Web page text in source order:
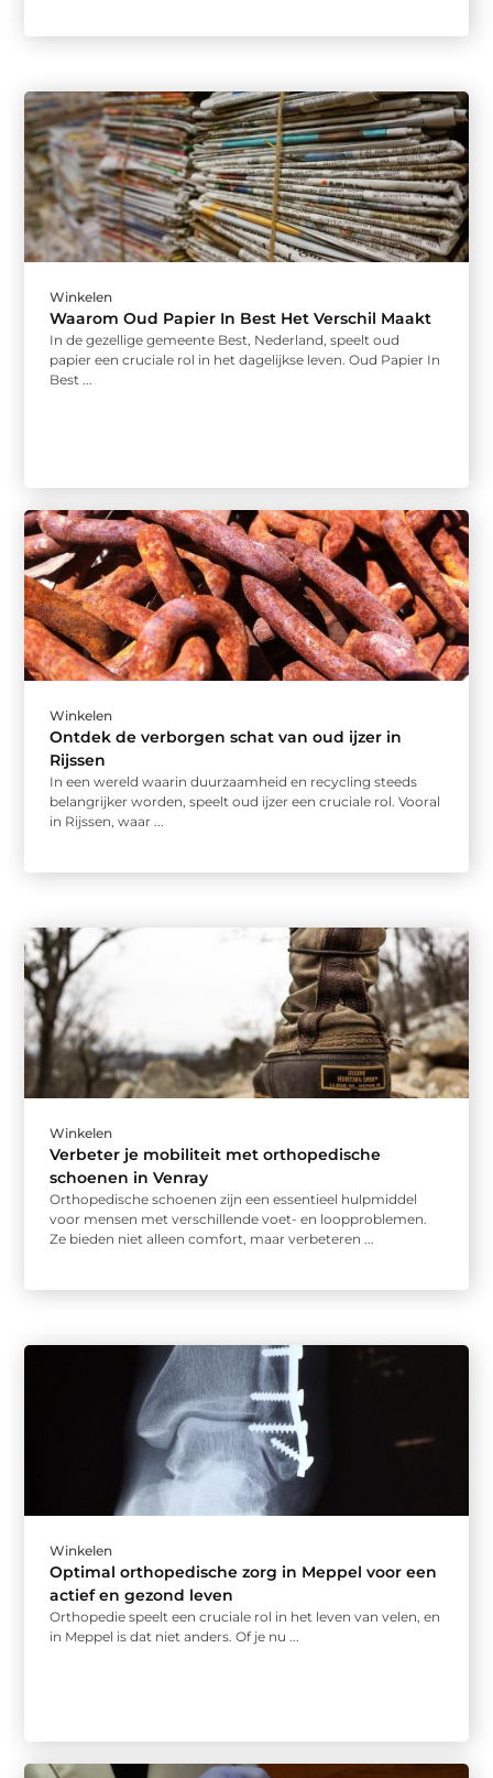
Winkelen
Waarom Oud Papier In Best Het Verschil Maakt
In de gezellige gemeente Best, Nederland, speelt oud
papier een cruciale rol in het dagelijkse leven. Oud Papier In
Best ...
Winkelen
Ontdek de verborgen schat van oud ijzer in
Rijssen
In een wereld waarin duurzaamheid en recycling steeds
belangrijker worden, speelt oud ijzer een cruciale rol. Vooral
in Rijssen, waar ...
Winkelen
Verbeter je mobiliteit met orthopedische
schoenen in Venray
Orthopedische schoenen zijn een essentieel hulpmiddel
voor mensen met verschillende voet- en loopproblemen.
Ze bieden niet alleen comfort, maar verbeteren ...
Winkelen
Optimal orthopedische zorg in Meppel voor een
actief en gezond leven
Orthopedie speelt een cruciale rol in het leven van velen, en
in Meppel is dat niet anders. Of je nu ...